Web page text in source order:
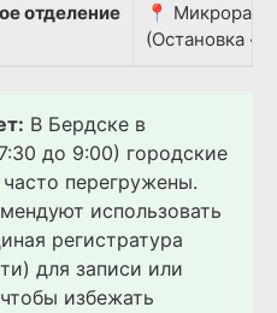
отделение
📍
(Остановка
В Бердске в
до 9:00) городские
перегружены.
использовать
регистратура
для записи или
избежать